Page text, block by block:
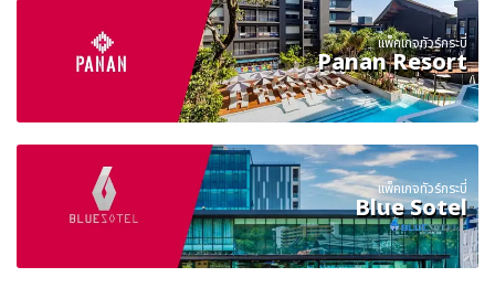
แพ็คเกจทัวร์กระบี่
Panan Resort
แพ็คเกจทัวร์กระบี่
Blue Sotel